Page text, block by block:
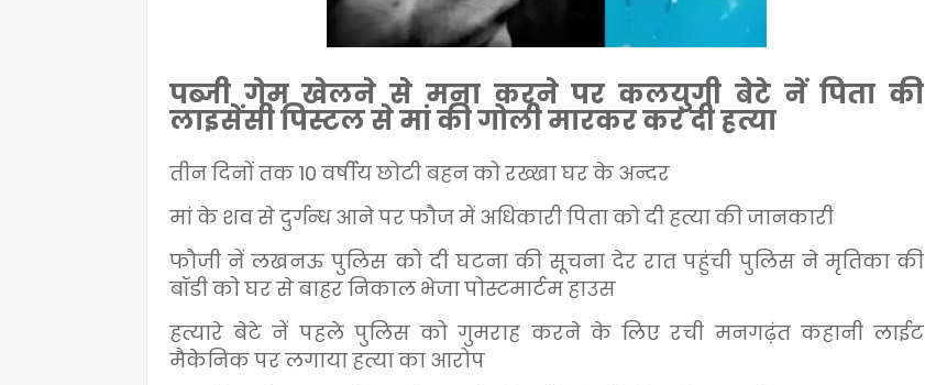
पब्जी गेम खेलने से मना करने पर कलयुगी बेटे नें पिता की
लाइसेंसी पिस्टल से मां की गोली मारकर कर दी हत्या
तीन दिनों तक 10 वर्षीय छोटी बहन को रख्खा घर के अन्दर
मां के शव से दुर्गन्ध आने पर फौज में अधिकारी पिता को दी हत्या की जानकारी
फौजी नें लखनऊ पुलिस को दी घटना की सूचना देर रात पहुंची पुलिस ने मृतिका की
बॉडी को घर से बाहर निकाल भेजा पोस्टमार्टम हाउस
हत्यारे बेटे नें पहले पुलिस को गुमराह करने के लिए रची मनगढ़ंत कहानी लाईट
मैकेनिक पर लगाया हत्या का आरोप